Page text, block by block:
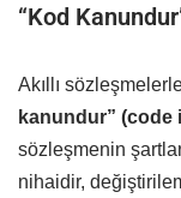
“Kod
Akıllı
kanundur” (code
sözleşmenin
nihaidir,